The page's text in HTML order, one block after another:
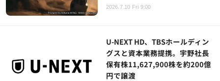
2026.7.10 Fri 9:00
U-NEXT HD、TBSホールディン
グスと資本業務提携。宇野社長
保有株11,627,900株を約200億
円で譲渡